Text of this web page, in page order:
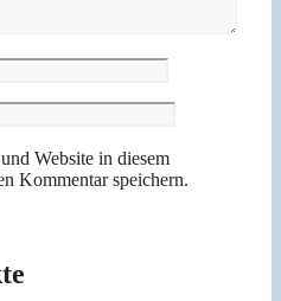
Website in diesem
Kommentar speichern.